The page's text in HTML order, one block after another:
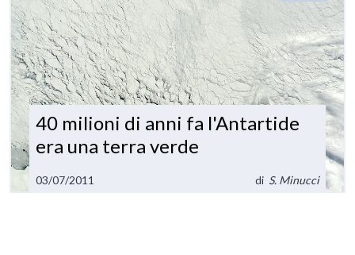
40 milioni di anni fa l'Antartide
era una terra verde
03/07/2011 di S. Minucci